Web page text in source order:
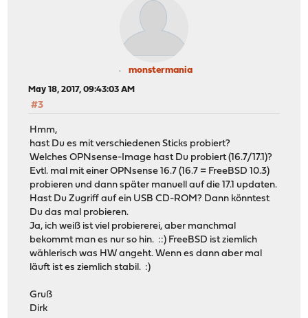
monstermania
May 18, 2017, 09:43:03 AM
#3
Hmm,
hast Du es mit verschiedenen Sticks probiert?
Welches OPNsense-Image hast Du probiert (16.7/17.1)?
Evtl. mal mit einer OPNsense 16.7 (16.7 = FreeBSD 10.3)
probieren und dann später manuell auf die 17.1 updaten.
Hast Du Zugriff auf ein USB CD-ROM? Dann könntest
Du das mal probieren.
Ja, ich weiß ist viel probiererei, aber manchmal
bekommt man es nur so hin. ::) FreeBSD ist ziemlich
wählerisch was HW angeht. Wenn es dann aber mal
läuft ist es ziemlich stabil. :)
Gruß
Dirk